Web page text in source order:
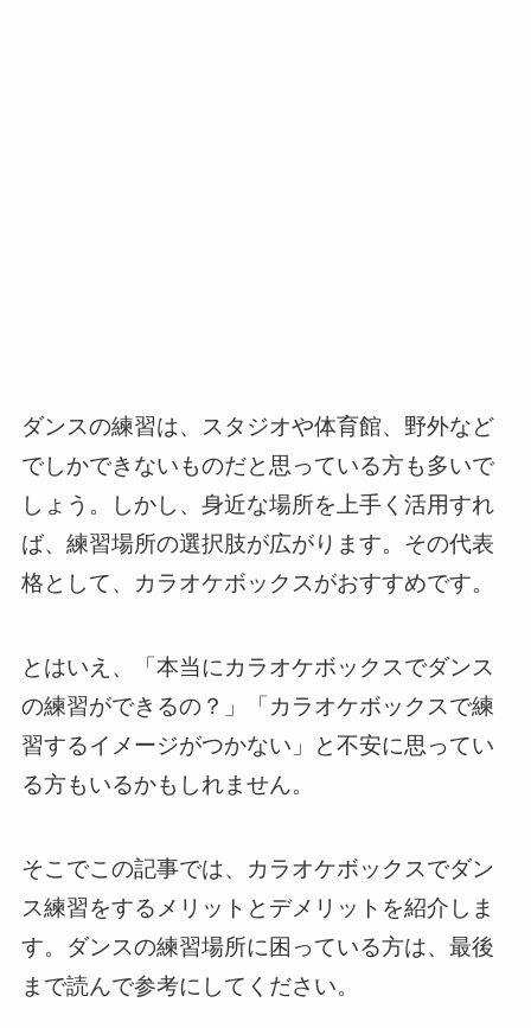
ダンスの練習は、スタジオや体育館、野外など
でしかできないものだと思っている方も多いで
しょう。しかし、身近な場所を上手く活用すれ
ば、練習場所の選択肢が広がります。その代表
格として、カラオケボックスがおすすめです。
とはいえ、「本当にカラオケボックスでダンス
の練習ができるの？」「カラオケボックスで練
習するイメージがつかない」と不安に思ってい
る方もいるかもしれません。
そこでこの記事では、カラオケボックスでダン
ス練習をするメリットとデメリットを紹介しま
す。ダンスの練習場所に困っている方は、最後
まで読んで参考にしてください。